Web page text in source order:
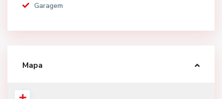
Garagem
Mapa